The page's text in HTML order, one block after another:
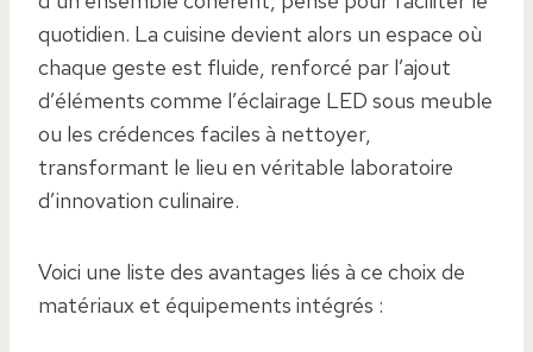
quotidien. La cuisine devient alors un espace où
chaque geste est fluide, renforcé par l’ajout
d’éléments comme l’éclairage LED sous meuble
ou les crédences faciles à nettoyer,
transformant le lieu en véritable laboratoire
d’innovation culinaire.
Voici une liste des avantages liés à ce choix de
matériaux et équipements intégrés :